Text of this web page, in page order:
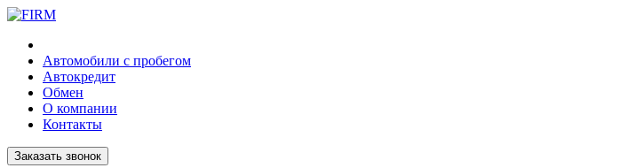
Автомобили с пробегом
Автокредит
Обмен
О компании
Контакты
Заказать звонок